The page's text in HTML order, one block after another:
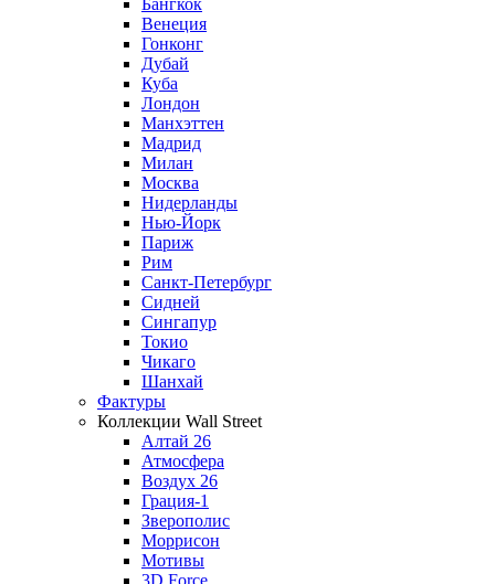
Бангкок
Венеция
Гонконг
Дубай
Куба
Лондон
Манхэттен
Мадрид
Милан
Москва
Нидерланды
Нью-Йорк
Париж
Рим
Санкт-Петербург
Сидней
Сингапур
Токио
Чикаго
Шанхай
Фактуры
Коллекции Wall Street
Алтай 26
Атмосфера
Воздух 26
Грация-1
Зверополис
Моррисон
Мотивы
3D Force